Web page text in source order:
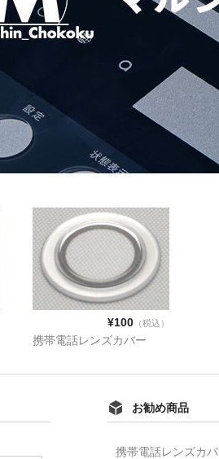
¥100 （税込）
携帯電話レンズカバー
お勧め商品
携帯電話レンズカバ